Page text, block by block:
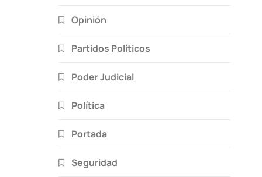
Opinión
Partidos Políticos
Poder Judicial
Política
Portada
Seguridad